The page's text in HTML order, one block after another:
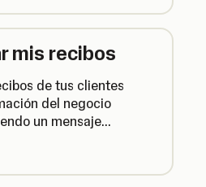
mis recibos
de tus clientes
del negocio
un mensaje